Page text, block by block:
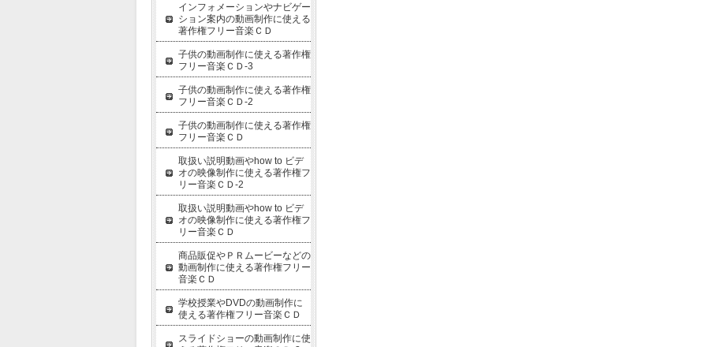
インフォメーションやナビゲー
ション案内の動画制作に使える
著作権フリー音楽ＣＤ
子供の動画制作に使える著作権
フリー音楽ＣＤ-3
子供の動画制作に使える著作権
フリー音楽ＣＤ-2
子供の動画制作に使える著作権
フリー音楽ＣＤ
取扱い説明動画やhow to ビデ
オの映像制作に使える著作権フ
リー音楽ＣＤ-2
取扱い説明動画やhow to ビデ
オの映像制作に使える著作権フ
リー音楽ＣＤ
商品販促やＰＲムービーなどの
動画制作に使える著作権フリー
音楽ＣＤ
学校授業やDVDの動画制作に
使える著作権フリー音楽ＣＤ
スライドショーの動画制作に使